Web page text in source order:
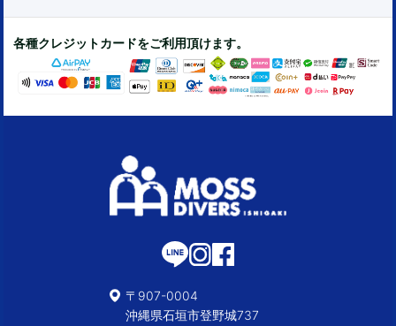
各種クレジットカードをご利用頂けます。
〒907-0004
沖縄県石垣市登野城737